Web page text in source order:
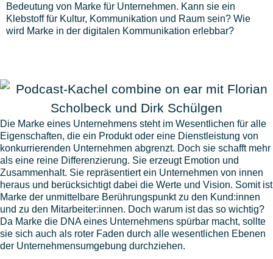
Bedeutung von Marke für Unternehmen. Kann sie ein
Klebstoff für Kultur, Kommunikation und Raum sein? Wie
wird Marke in der digitalen Kommunikation erlebbar?
Die Marke eines Unternehmens steht im Wesentlichen für alle
Eigenschaften, die ein Produkt oder eine Dienstleistung von
konkurrierenden Unternehmen abgrenzt. Doch sie schafft mehr
als eine reine Differenzierung. Sie erzeugt Emotion und
Zusammenhalt. Sie repräsentiert ein Unternehmen von innen
heraus und berücksichtigt dabei die Werte und Vision. Somit ist
Marke der unmittelbare Berührungspunkt zu den Kund:innen
und zu den Mitarbeiter:innen. Doch warum ist das so wichtig?
Da Marke die DNA eines Unternehmens spürbar macht, sollte
sie sich auch als roter Faden durch alle wesentlichen Ebenen
der Unternehmensumgebung durchziehen.